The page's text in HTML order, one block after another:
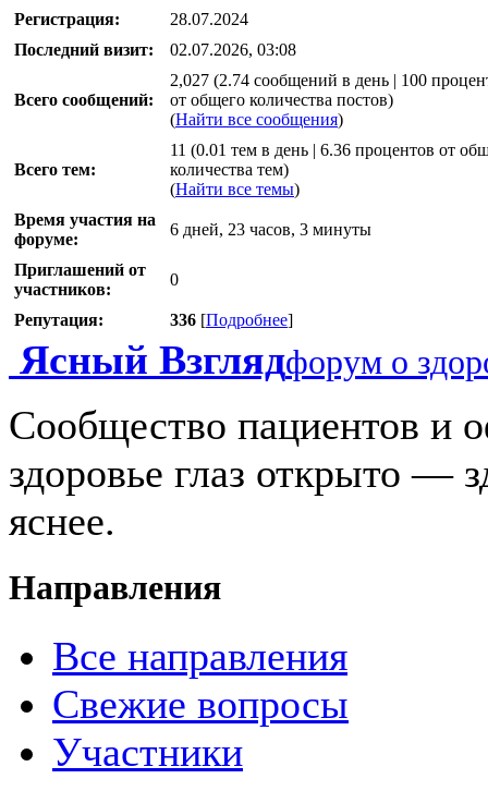
Регистрация:
28.07.2024
Последний визит:
02.07.2026, 03:08
Всего сообщений:
2,027 (2.74 сообщений в день | 100
от общего количества постов)
(Найти все сообщения)
Всего тем:
11 (0.01 тем в день | 6.36 процентов от
количества тем)
(Найти все темы)
Время участия на
форуме:
6 дней, 23 часов, 3 минуты
Приглашений от
участников:
0
Репутация: 336 [Подробнее]
Ясный Взглядфорум о
Сообщество пациентов и
здоровье глаз открыто —
яснее.
Направления
Все направления
Свежие вопросы
Участники